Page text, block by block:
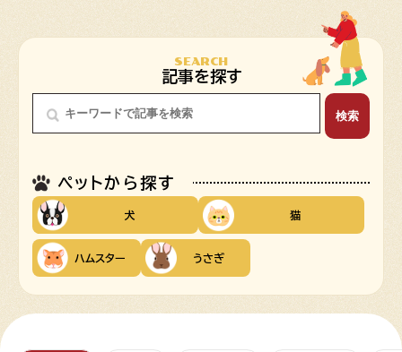
SEARCH
記事を探す
ペットから探す
犬 猫
ハムスター うさぎ